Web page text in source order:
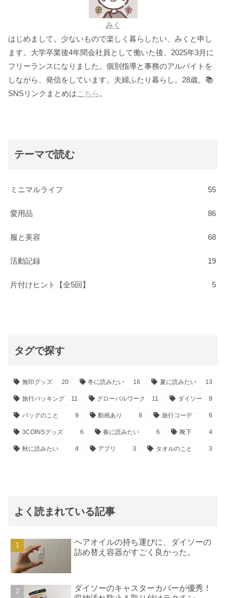
みく
はじめまして。少ないもので楽しく暮らしたい、みくと申し
ます。大学卒業後4年間会社員として働いた後、2025年3月に
フリーランスになりました。個別指導と事務のアルバイトを
しながら、発信をしています。夫婦ふたり暮らし。28歳。📚
SNSリンクまとめはこちら 。
テーマで読む
ミニマルライフ 55
愛用品 86
服と美容 68
活動記録 19
片付けヒント【全5回】 5
タグで探す
無印グッズ 20 冬に読みたい 16 夏に読みたい 13
旅行パッキング 11 グローバルワーク 11 ダイソー 9
バッグのこと 9 動画あり 8 旅行コーデ 6
3COINSグッズ 6 春に読みたい 6 靴下 4
秋に読みたい 4 アプリ 3 タオルのこと 3
よく読まれている記事
ヘアオイルの持ち運びに、ダイソーの
詰め替え容器がすごく良かった。
ダイソーのキャスターカバーが優秀！